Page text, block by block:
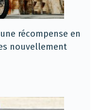
récompense en
nouvellement